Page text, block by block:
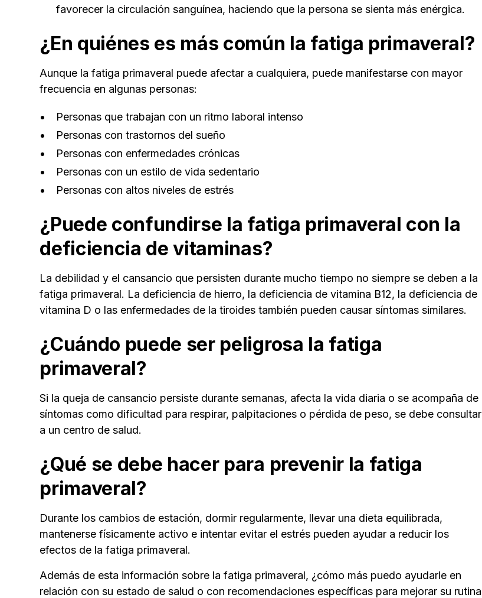
favorecer la circulación sanguínea, haciendo que la persona se sienta más enérgica.
¿En quiénes es más común la fatiga primaveral?
Aunque la fatiga primaveral puede afectar a cualquiera, puede manifestarse con mayor
frecuencia en algunas personas:
Personas que trabajan con un ritmo laboral intenso
Personas con trastornos del sueño
Personas con enfermedades crónicas
Personas con un estilo de vida sedentario
Personas con altos niveles de estrés
¿Puede confundirse la fatiga primaveral con la
deficiencia de vitaminas?
La debilidad y el cansancio que persisten durante mucho tiempo no siempre se deben a la
fatiga primaveral. La deficiencia de hierro, la deficiencia de vitamina B12, la deficiencia de
vitamina D o las enfermedades de la tiroides también pueden causar síntomas similares.
¿Cuándo puede ser peligrosa la fatiga
primaveral?
Si la queja de cansancio persiste durante semanas, afecta la vida diaria o se acompaña de
síntomas como dificultad para respirar, palpitaciones o pérdida de peso, se debe consultar
a un centro de salud.
¿Qué se debe hacer para prevenir la fatiga
primaveral?
Durante los cambios de estación, dormir regularmente, llevar una dieta equilibrada,
mantenerse físicamente activo e intentar evitar el estrés pueden ayudar a reducir los
efectos de la fatiga primaveral.
Además de esta información sobre la fatiga primaveral, ¿cómo más puedo ayudarle en
relación con su estado de salud o con recomendaciones específicas para mejorar su rutina